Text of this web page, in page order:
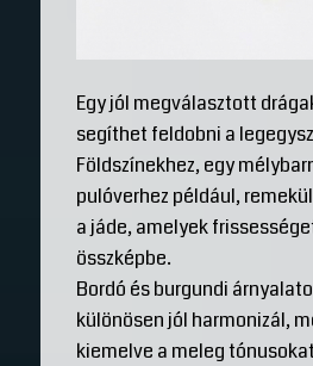
Egy jól megválasztott
segíthet feldobni a
Földszínekhez, egy
pulóverhez például,
a jáde, amelyek
összképbe.
Bordó és burgundi
különösen jól harmonizál,
kiemelve a meleg